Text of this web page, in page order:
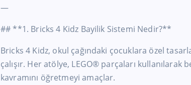
—
## **1. Bricks 4 Kidz Bayilik Sistemi Nedir?**
Bricks 4 Kidz, okul çağındaki çocuklara özel
çalışır. Her atölye, LEGO® parçaları
kavramını öğretmeyi amaçlar.